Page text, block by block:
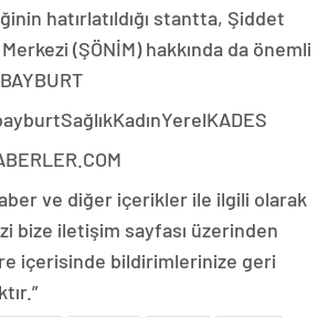
hatırlatıldığı stantta, Şiddet
(ŞÖNİM) hakkında da önemli
ve diğer içerikler ile ilgili olarak
bize iletişim sayfası üzerinden
içerisinde bildirimlerinize geri